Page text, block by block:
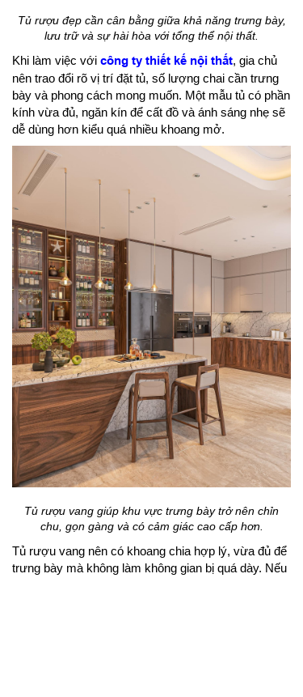
Tủ rượu đẹp cần cân bằng giữa khả năng trưng bày,
lưu trữ và sự hài hòa với tổng thể nội thất.
Khi làm việc với công ty thiết kế nội thất, gia chủ
nên trao đổi rõ vị trí đặt tủ, số lượng chai cần trưng
bày và phong cách mong muốn. Một mẫu tủ có phần
kính vừa đủ, ngăn kín để cất đồ và ánh sáng nhẹ sẽ
dễ dùng hơn kiểu quá nhiều khoang mở.
Tủ rượu vang giúp khu vực trưng bày trở nên chỉn
chu, gọn gàng và có cảm giác cao cấp hơn.
Tủ rượu vang nên có khoang chia hợp lý, vừa đủ để
trưng bày mà không làm không gian bị quá dày. Nếu